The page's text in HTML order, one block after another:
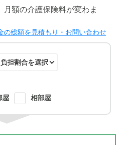
額の介護保険料が変わま
の総額を見積もり・お問い合わせ
屋 相部屋